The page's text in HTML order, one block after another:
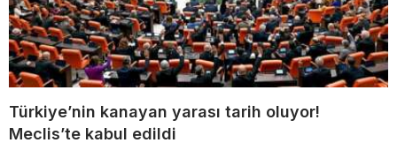
Türkiye’nin kanayan yarası tarih oluyor!
Meclis’te kabul edildi